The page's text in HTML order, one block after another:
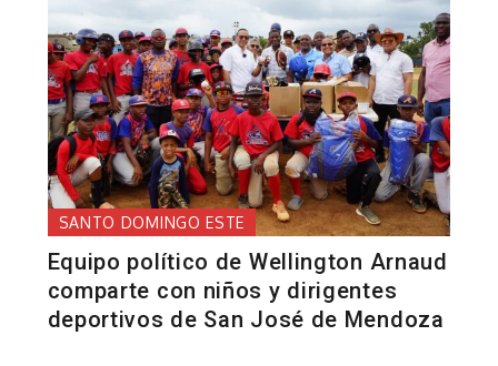
SANTO DOMINGO ESTE
Equipo político de Wellington Arnaud
comparte con niños y dirigentes
deportivos de San José de Mendoza